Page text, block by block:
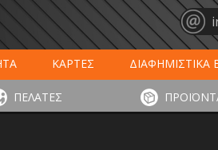
ΚΑΡΤΕΣ ΔΙΑΦΗΜΙΣΤΙΚΑ
ΕΚΤΥΠΩΣΕΙΣ ΞΕΝΟΔΟΧΕΙΑ -
ΠΕΛΑΤΕΣ